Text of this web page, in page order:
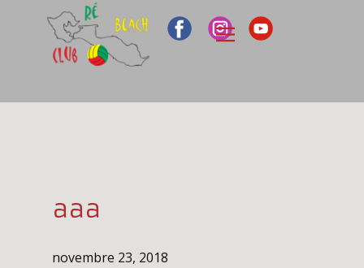
aaa
novembre 23, 2018